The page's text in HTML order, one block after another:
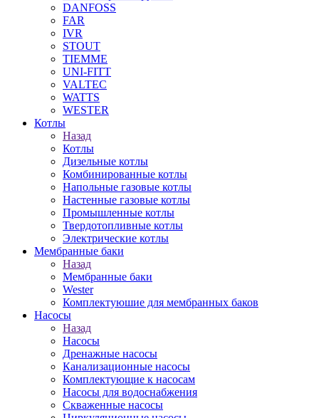
DANFOSS
FAR
IVR
STOUT
TIEMME
UNI-FITT
VALTEC
WATTS
WESTER
Котлы
Назад
Котлы
Дизельные котлы
Комбинированные котлы
Напольные газовые котлы
Настенные газовые котлы
Промышленные котлы
Твердотопливные котлы
Электрические котлы
Мембранные баки
Назад
Мембранные баки
Wester
Комплектуюшие для мембранных баков
Насосы
Назад
Насосы
Дренажные насосы
Канализационные насосы
Комплектующие к насосам
Насосы для водоснабжения
Скваженные насосы